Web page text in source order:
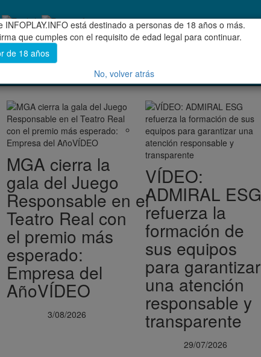
MGA cierra la
gala del Juego
Responsable en el
Teatro Real con
el premio más
esperado:
Empresa del
AñoVÍDEO
3/08/2026
VÍDEO:
ADMIRAL ESG
refuerza la
formación de
sus equipos
para garantizar
una atención
responsable y
transparente
29/07/2026
INFOPLAY.INFO está destinado a personas de 18 años o más.
que cumples con el requisito de edad legal para continuar.
de 18 años
No, volver atrás